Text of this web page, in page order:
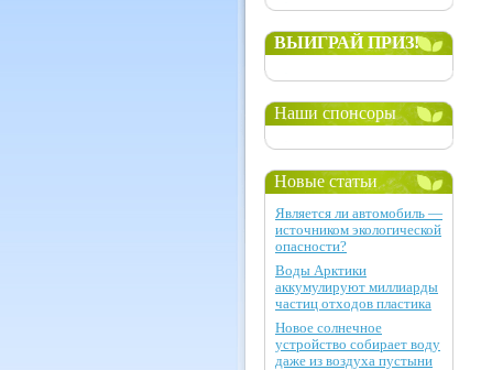
ВЫИГРАЙ ПРИЗ!
Наши спонсоры
Новые статьи
Является ли автомобиль —
источником экологической
опасности?
Воды Арктики
аккумулируют миллиарды
частиц отходов пластика
Новое солнечное
устройство собирает воду
даже из воздуха пустыни